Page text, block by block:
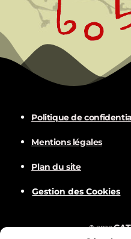
Politique de
Mentions légales
Plan du site
Gestion des Cookies
©2022